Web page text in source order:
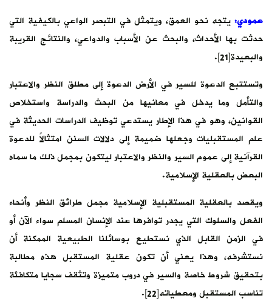
عمودي: يتجه نحو العمق، ويتمثل في التبصر الواعي بالكيفية التي
حدثت بها الأحداث، والبحث عن الأسباب والدواعي، والنتائج القريبة
والبعيدة[21].
وتستتبع الدعوة للسير في الأرض الدعوة إلى مطلق النظر والاعتبار
والتأمل وما يدخل في معانيها من البحث والدراسة واستخلاص
القوانين، وهو في هذا الإطار يستدعي توظيف الدراسات الحديثة في
علم المستقبليات وجعلها ضميمة إلى دلالات السنن امتثالاً للدعوة
القرآنية إلى عموم السير والنظر والاعتبار ليتكون بمجمل ذلك ما سماه
البعض بالعقلية الإسلامية.
ويقصد بالعقلية المستقبلية الإسلامية مجمل طرائق النظر وأنحاء
الفعل والسلوك التي يجدر توافرها عند الإنسان المسلم سواء الآن أو
في الزمن القابل الذي نستطيع بوسائلنا الطبيعية الممكنة أن
نستشرفه، وهذا يعني أن تكون عقلية المستقبل هذه مطالبة
بتحقيق شروط خاصة والسير في دروب متميزة وتثقف سجايا متكافئة
تناسب المستقبل ومعطياته[22].